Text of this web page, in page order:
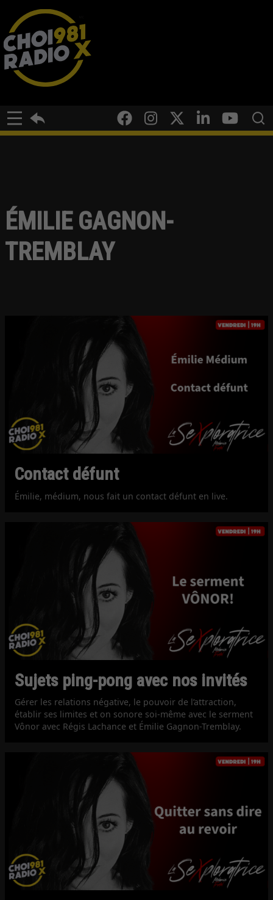
ÉMILIE GAGNON-
TREMBLAY
Contact défunt
Émilie, médium, nous fait un contact défunt en live.
Sujets ping-pong avec nos invités
Gérer les relations négative, le pouvoir de l’attraction,
établir ses limites et on sonore soi-même avec le serment
Vônor avec Régis Lachance et Émilie Gagnon-Tremblay.